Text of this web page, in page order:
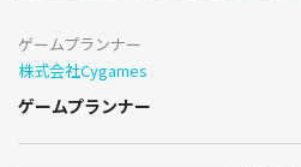
ゲームプランナー
株式会社Cygames
ゲームプランナー